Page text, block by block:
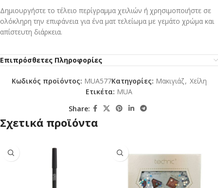
Δημιουργήστε το τέλειο περίγραμμα χειλιών ή χρησιμοποιήστε σε
ολόκληρη την επιφάνεια για ένα ματ τελείωμα με γεμάτο χρώμα και
απίστευτη διάρκεια.
Επιπρόσθετες Πληροφορίες
Κωδικός προϊόντος: MUA577Κατηγορίες: Mακιγιάζ, Χείλη
Ετικέτα: MUA
Share:
Σχετικά προϊόντα